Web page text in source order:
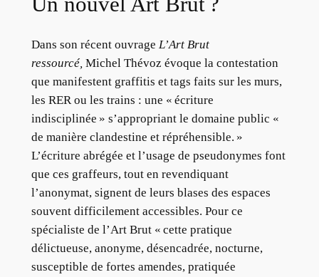
Dans son récent ouvrage L’Art Brut
ressourcé, Michel Thévoz évoque la contestation
que manifestent graffitis et tags faits sur les murs,
les RER ou les trains : une « écriture
indisciplinée » s’appropriant le domaine public «
de manière clandestine et répréhensible. »
L’écriture abrégée et l’usage de pseudonymes font
que ces graffeurs, tout en revendiquant
l’anonymat, signent de leurs blases des espaces
souvent difficilement accessibles. Pour ce
spécialiste de l’Art Brut « cette pratique
délictueuse, anonyme, désencadrée, nocturne,
susceptible de fortes amendes, pratiquée